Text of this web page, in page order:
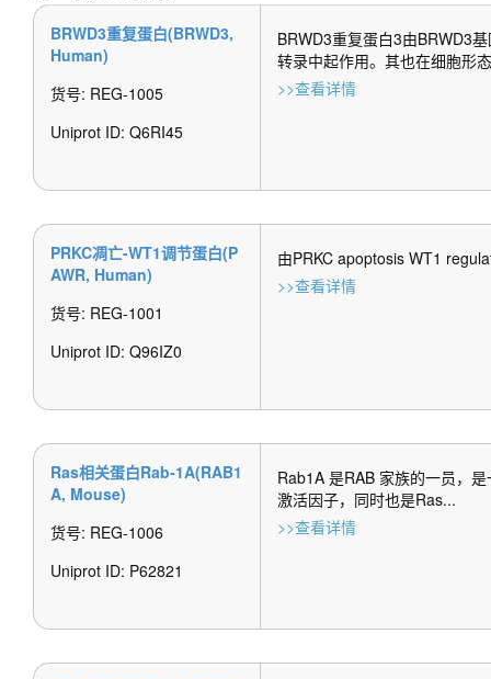
BRWD3重复蛋白(BRWD3,
Human)
货号: REG-1005
Uniprot ID: Q6RI45
BRWD3重复蛋白3由BRWD3
转录中起作用。其也在细胞形
>>查看详情
PRKC凋亡-WT1调节蛋白(P
AWR, Human)
货号: REG-1001
Uniprot ID: Q96IZ0
由PRKC apoptosis WT1
>>查看详情
Ras相关蛋白Rab-1A(RAB1
A, Mouse)
货号: REG-1006
Uniprot ID: P62821
Rab1A 是RAB 家族的一员，
激活因子，同时也是Ras...
>>查看详情